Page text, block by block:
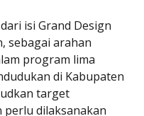
isi Grand Design
sebagai arahan
program lima
di Kabupaten
target
dilaksanakan